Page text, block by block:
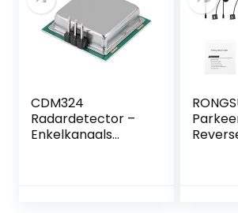
CDM324
Radardetector –
Enkelkanaals